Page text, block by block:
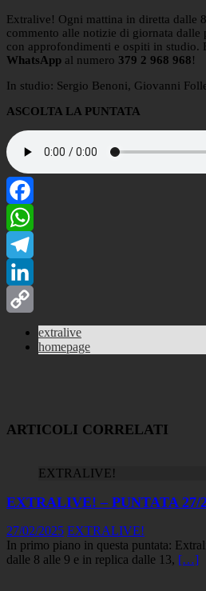
Extralive! Ogni mattina in diretta dalle
commento alle notizie di giornata
con approfondimenti e ospiti in studio.
WhatsApp al numero 379 2 968 968!
In studio: Sergio Benoni, Giovanni
ASCOLTA LA PUNTATA
Facebook
WhatsApp
Telegram
LinkedIn
Link
extralive
homepage
ARTICOLI CORRELATI
EXTRALIVE!
EXTRALIVE! – PUNTATA 27/
27/02/2025 EXTRALIVE!
In primo piano in questa puntata:
dalle 8 alle 9 e in replica dalle 13, […]